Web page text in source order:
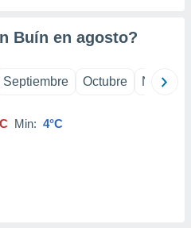
Buín en agosto?
Septiembre Octubre
Min: 4°C